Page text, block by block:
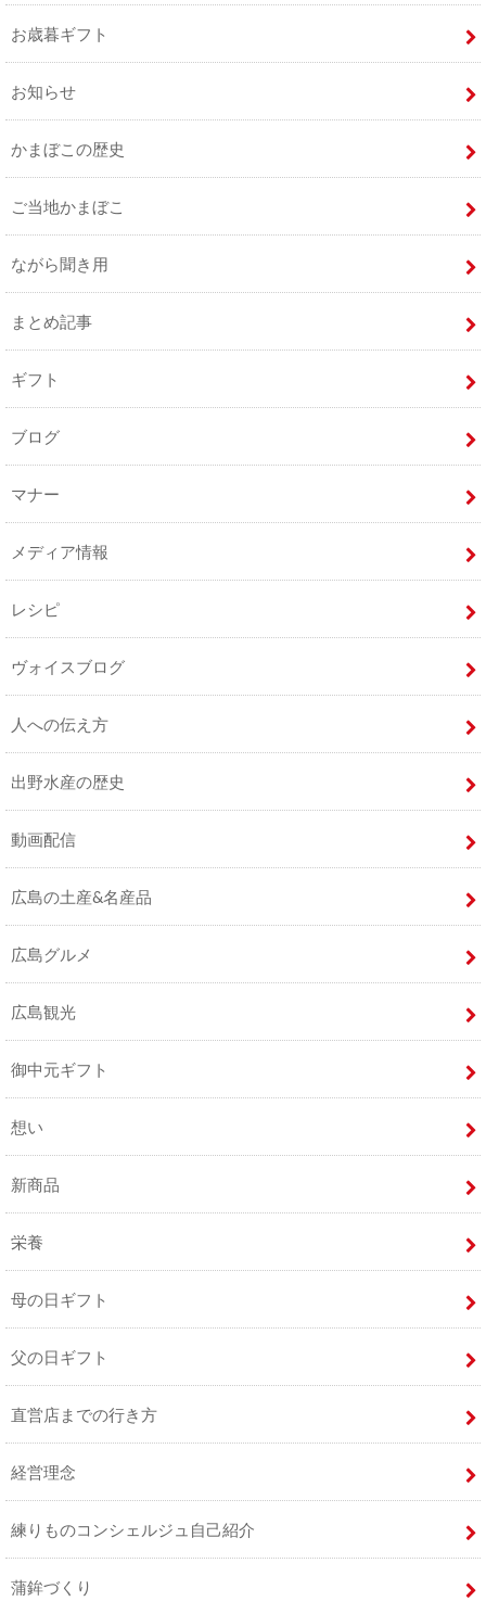
お歳暮ギフト
お知らせ
かまぼこの歴史
ご当地かまぼこ
ながら聞き用
まとめ記事
ギフト
ブログ
マナー
メディア情報
レシピ
ヴォイスブログ
人への伝え方
出野水産の歴史
動画配信
広島の土産&名産品
広島グルメ
広島観光
御中元ギフト
想い
新商品
栄養
母の日ギフト
父の日ギフト
直営店までの行き方
経営理念
練りものコンシェルジュ自己紹介
蒲鉾づくり